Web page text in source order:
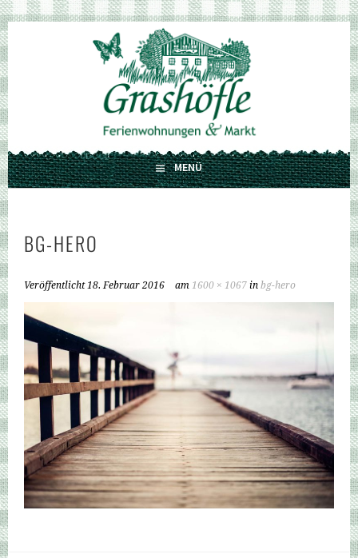
Springe
zum
Inhalt
GRASHÖFLE
FERIENWOHNUNGEN UND MARKT
MENÜ
BG-HERO
Veröffentlicht18. Februar 2016 am 1600 × 1067 inbg-hero